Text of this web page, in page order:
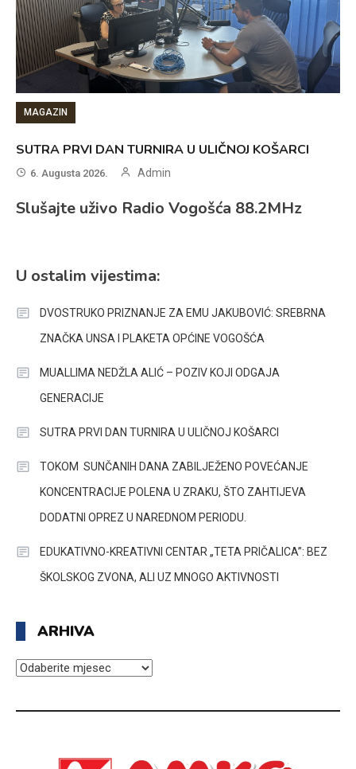
MAGAZIN
SUTRA PRVI DAN TURNIRA U ULIČNOJ KOŠARCI
6. Augusta 2026. Admin
Slušajte uživo Radio Vogošća 88.2MHz
U ostalim vijestima:
DVOSTRUKO PRIZNANJE ZA EMU JAKUBOVIĆ: SREBRNA
ZNAČKA UNSA I PLAKETA OPĆINE VOGOŠĆA
MUALLIMA NEDŽLA ALIĆ – POZIV KOJI ODGAJA
GENERACIJE
SUTRA PRVI DAN TURNIRA U ULIČNOJ KOŠARCI
TOKOM SUNČANIH DANA ZABILJEŽENO POVEĆANJE
KONCENTRACIJE POLENA U ZRAKU, ŠTO ZAHTIJEVA
DODATNI OPREZ U NAREDNOM PERIODU.
EDUKATIVNO-KREATIVNI CENTAR „TETA PRIČALICA”: BEZ
ŠKOLSKOG ZVONA, ALI UZ MNOGO AKTIVNOSTI
ARHIVA
ARHIVA